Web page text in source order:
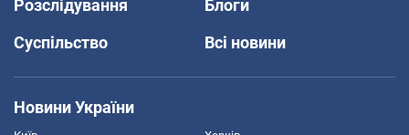
Розслідування
Блоги
Суспільство
Всі новини
Новини України